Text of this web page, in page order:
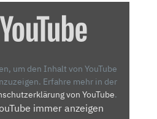
um den Inhalt von YouTube
Erfahre mehr in der
von YouTube.
immer anzeigen